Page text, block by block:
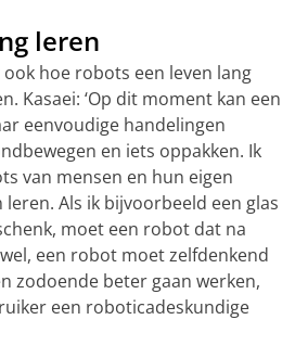
leren
hoe robots een leven lang
Kasaei: ‘Op dit moment kan een
eenvoudige handelingen
en iets oppakken. Ik
van mensen en hun eigen
Als ik bijvoorbeeld een glas
moet een robot dat na
een robot moet zelfdenkend
zodoende beter gaan werken,
een roboticadeskundige